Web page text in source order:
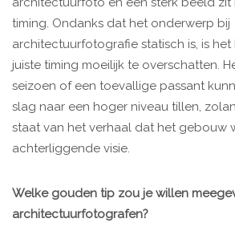
timing. Ondanks dat het onderwerp bij
architectuurfotografie statisch is, is
juiste timing moeilijk te overschatten.
seizoen of een toevallige passant
slag naar een hoger niveau tillen,
staat van het verhaal dat het gebouw
achterliggende visie.
Welke gouden tip zou je willen
architectuurfotografen?